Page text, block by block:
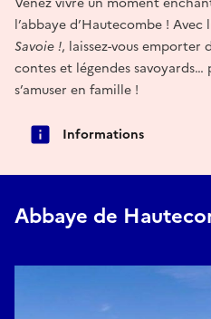
l’abbaye d’Hautecombe !
Savoie !, laissez-vous emporter
contes et légendes savoyards…
s’amuser en famille !
Informations
Abbaye de